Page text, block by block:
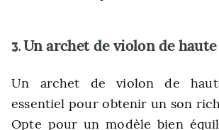
3.Un archet de violon de
Un archet de violon de
essentiel pour obtenir un son
Opte pour un modèle bien